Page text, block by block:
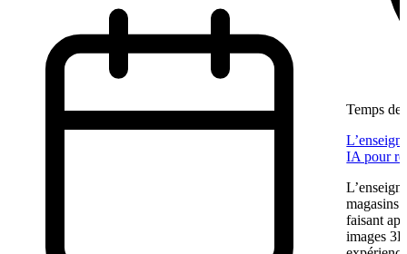
Temps de
IA pour
magasins
faisant
images